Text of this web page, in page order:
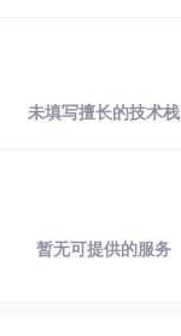
未填写擅长的技术栈
暂无可提供的服务